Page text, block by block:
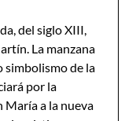
del siglo XIII,
La manzana
simbolismo de la
por la
María a la nueva